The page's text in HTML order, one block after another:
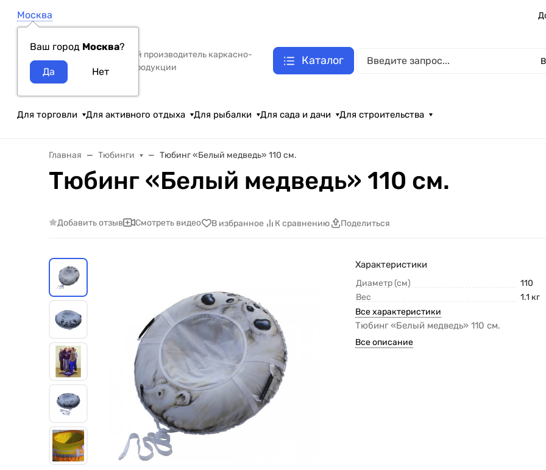
Москва
Ваш город Москва?
Российский производитель каркасно-
тентовой продукции
Каталог
Для торговли Для активного отдыха Для рыбалки Для сада и дачи Для строительства
Главная Тюбинги Тюбинг «Белый медведь» 110 см.
Тюбинг «Белый медведь» 110 см.
Добавить отзыв Смотреть видео В избранное К сравнению Поделиться
Характеристики
Диаметр (см)
110
Вес
1.1 кг
Все характеристики
Тюбинг «Белый медведь» 110 см.
Все описание